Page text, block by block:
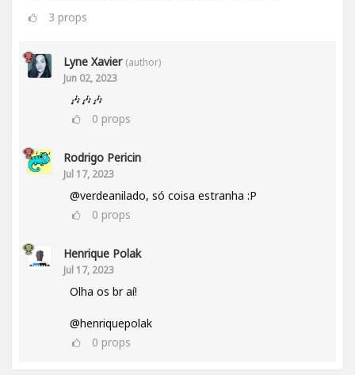
3 props
Lyne Xavier (author)
Jun 02, 2023
🎶🎶🎶
0 props
Rodrigo Pericin
Jul 17, 2023
@verdeanilado, só coisa estranha :P
0 props
Henrique Polak
Jul 17, 2023
Olha os br aí!
@henriquepolak
0 props